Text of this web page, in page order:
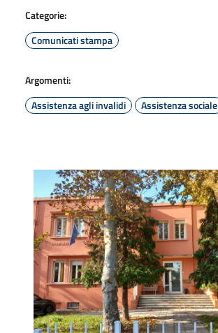
Categorie:
Comunicati stampa
Argomenti:
Assistenza agli invalidi
Assistenza sociale